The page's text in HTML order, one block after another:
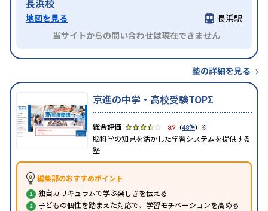
長浜校
地図を見る
長浜駅
当サイトからの問い合わせは現在できません
塾の詳細を見る
京進の中学・高校受験TOPΣ
3.7 （48件） ※
脳科学の知見を活かした学習システムを提供する
塾
編集部のおすすめポイント
独自カリキュラムで学ぶ楽しさを伝える
子どもの個性を踏まえた対応で、学習モチベーションを高める